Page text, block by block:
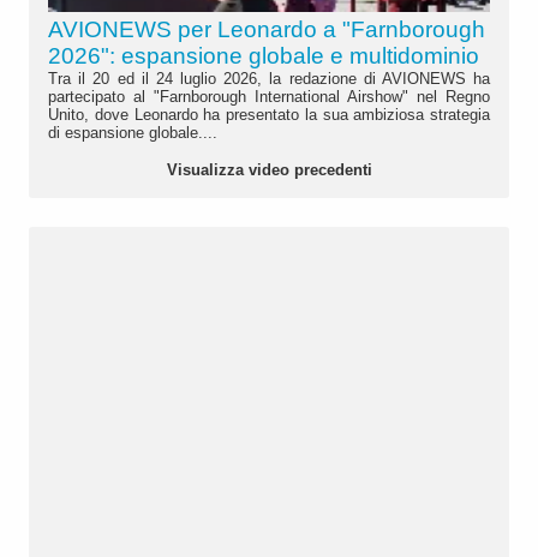
AVIONEWS per Leonardo a "Farnborough
2026": espansione globale e multidominio
Tra il 20 ed il 24 luglio 2026, la redazione di AVIONEWS ha
partecipato al "Farnborough International Airshow" nel Regno
Unito, dove Leonardo ha presentato la sua ambiziosa strategia
di espansione globale....
Visualizza video precedenti